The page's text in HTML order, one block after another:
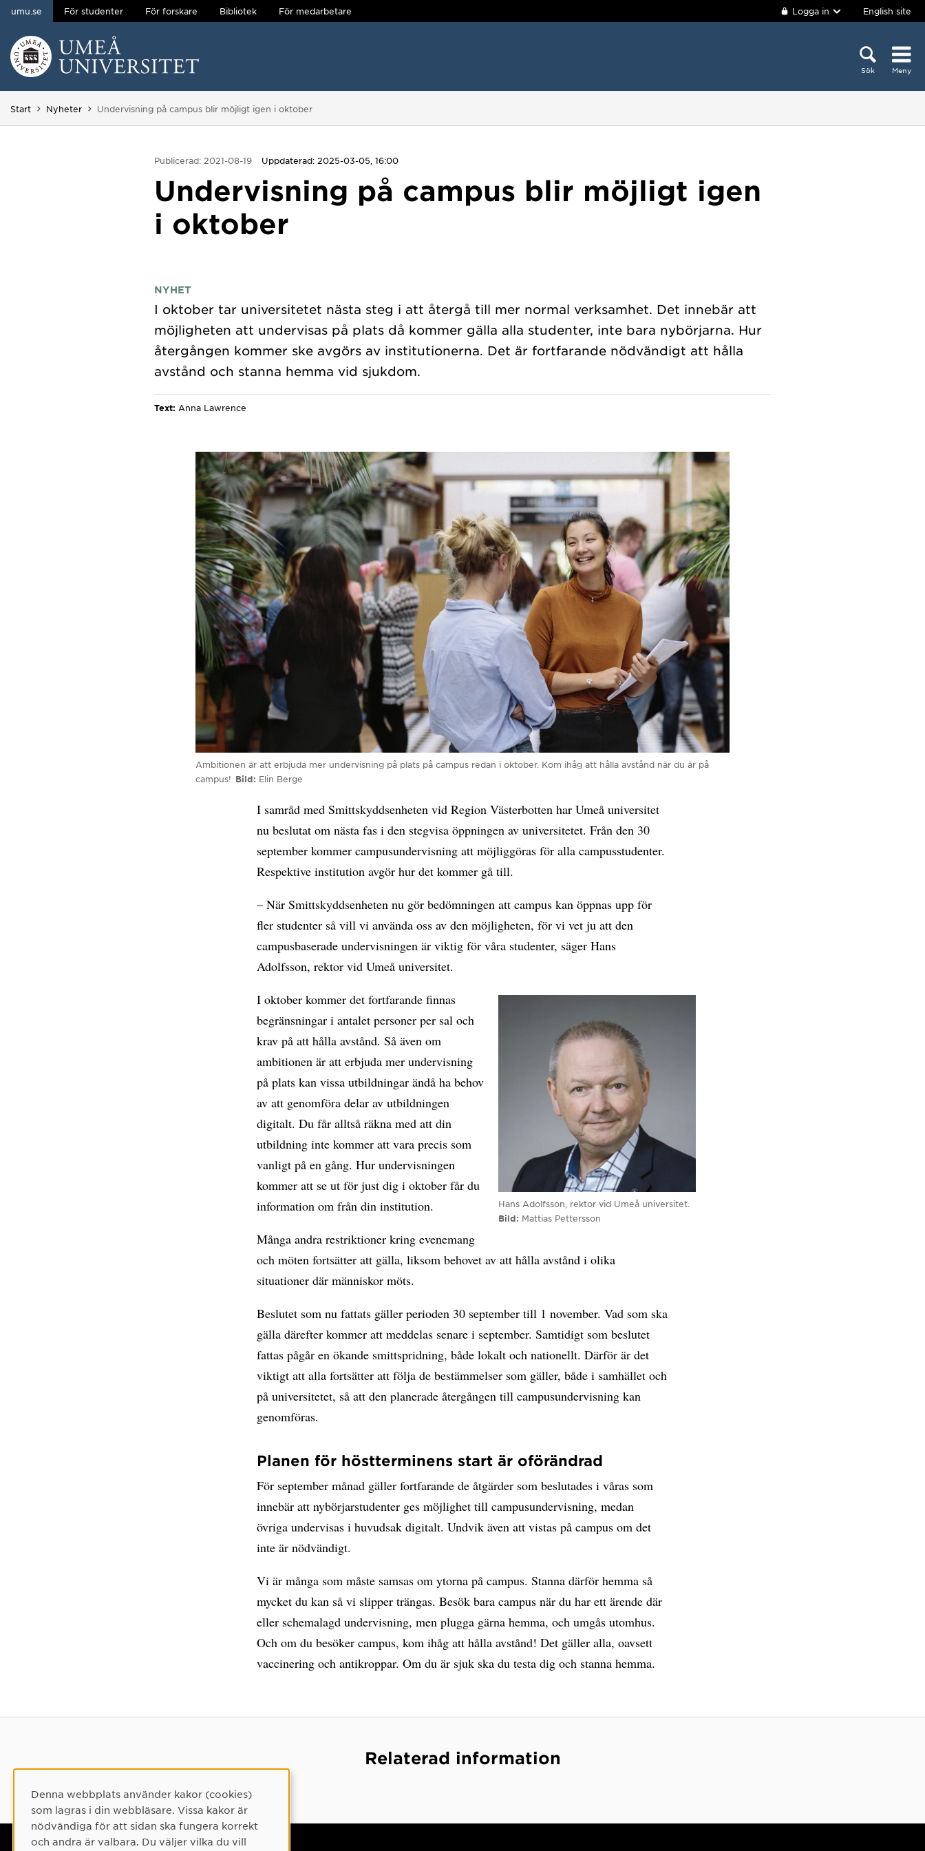
Hoppa direkt till innehållet
umu.se För studenter För forskare Bibliotek För medarbetare Logga in English site
Sök Meny
Start Nyheter Du är här:
Undervisning på campus blir möjligt igen i oktober
Publicerad: 2021-08-19 Uppdaterad: 2025-03-05, 16:00
Undervisning på campus blir möjligt igen
i oktober
NYHET
I oktober tar universitetet nästa steg i att återgå till mer normal verksamhet. Det innebär att
möjligheten att undervisas på plats då kommer gälla alla studenter, inte bara nybörjarna. Hur
återgången kommer ske avgörs av institutionerna. Det är fortfarande nödvändigt att hålla
Text: Anna Lawrence
Ambitionen är att erbjuda mer undervisning på plats på campus redan i oktober. Kom ihåg att hålla avstånd när du är på
campus! Bild Elin Berge
I samråd med Smittskyddsenheten vid Region Västerbotten har Umeå universitet
nu beslutat om nästa fas i den stegvisa öppningen av universitetet. Från den 30
september kommer campusundervisning att möjliggöras för alla campusstudenter.
Respektive institution avgör hur det kommer gå till.
– När Smittskyddsenheten nu gör bedömningen att campus kan öppnas upp för
fler studenter så vill vi använda oss av den möjligheten, för vi vet ju att den
campusbaserade undervisningen är viktig för våra studenter, säger Hans
Adolfsson, rektor vid Umeå universitet.
Hans Adolfsson, rektor vid Umeå universitet.
Bild
Mattias Pettersson
I oktober kommer det fortfarande finnas
begränsningar i antalet personer per sal och
krav på att hålla avstånd. Så även om
ambitionen är att erbjuda mer undervisning
på plats kan vissa utbildningar ändå ha behov
av att genomföra delar av utbildningen
digitalt. Du får alltså räkna med att din
utbildning inte kommer att vara precis som
vanligt på en gång. Hur undervisningen
kommer att se ut för just dig i oktober får du
information om från din institution.
Många andra restriktioner kring evenemang
och möten fortsätter att gälla, liksom behovet av att hålla avstånd i olika
situationer där människor möts.
Beslutet som nu fattats gäller perioden 30 september till 1 november. Vad som ska
gälla därefter kommer att meddelas senare i september. Samtidigt som beslutet
fattas pågår en ökande smittspridning, både lokalt och nationellt. Därför är det
viktigt att alla fortsätter att följa de bestämmelser som gäller, både i samhället och
på universitetet, så att den planerade återgången till campusundervisning kan
genomföras.
Planen för höstterminens start är oförändrad
För september månad gäller fortfarande de åtgärder som beslutades i våras som
innebär att nybörjarstudenter ges möjlighet till campusundervisning, medan
övriga undervisas i huvudsak digitalt. Undvik även att vistas på campus om det
inte är nödvändigt.
Vi är många som måste samsas om ytorna på campus. Stanna därför hemma så
mycket du kan så vi slipper trängas. Besök bara campus när du har ett ärende där
eller schemalagd undervisning, men plugga gärna hemma, och umgås utomhus.
Och om du besöker campus, kom ihåg att hålla avstånd! Det gäller alla, oavsett
vaccinering och antikroppar. Om du är sjuk ska du testa dig och stanna hemma.
Relaterad information
Cookie-samtycke
Denna webbplats använder kakor (cookies)
som lagras i din webbläsare. Vissa kakor är
nödvändiga för att sidan ska fungera korrekt
och andra är valbara. Du väljer vilka du vill